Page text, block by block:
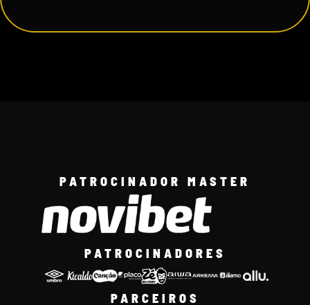
PATROCINADOR MASTER
PATROCINADORES
PARCEIROS